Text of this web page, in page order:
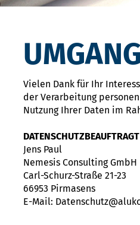
Vielen Dank für Ihr
der Verarbeitung
Nutzung Ihrer Daten im
Jens Paul
Nemesis Consulting GmbH
Carl-Schurz-Straße 21-23
66953 Pirmasens
E-Mail: